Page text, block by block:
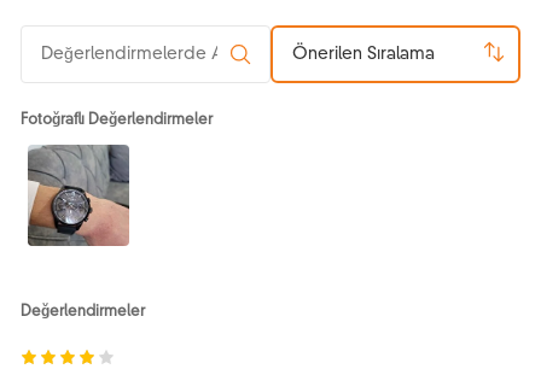
Önerilen Sıralama
Fotoğraflı Değerlendirmeler
Değerlendirmeler